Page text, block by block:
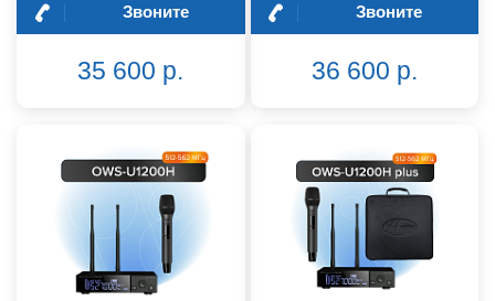
Звоните
35 600 р.
Звоните
36 600 р.